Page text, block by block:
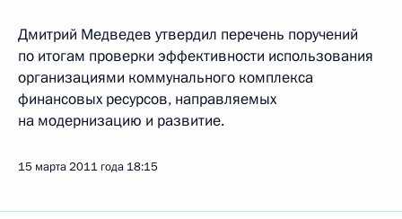
Дмитрий Медведев утвердил перечень поручений
по итогам проверки эффективности использования
организациями коммунального комплекса
финансовых ресурсов, направляемых
на модернизацию и развитие.
15 марта 2011 года 18:15